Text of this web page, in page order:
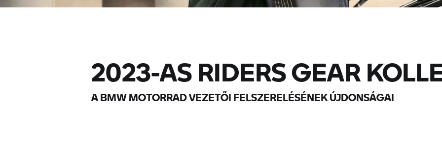
2023-AS RIDERS GEAR
A BMW MOTORRAD VEZETŐI FELSZERELÉSÉNEK ÚJDONSÁGAI